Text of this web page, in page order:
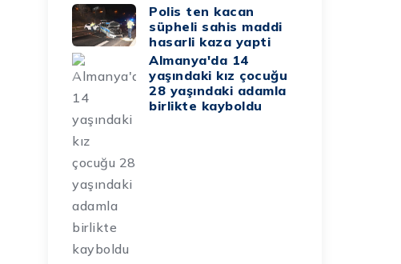
Polis ten kacan
süpheli sahis maddi
hasarli kaza yapti
Almanya'da 14
yaşındaki kız çocuğu
28 yaşındaki adamla
birlikte kayboldu